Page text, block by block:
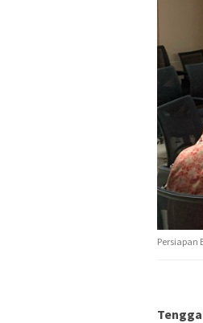
Persiapan